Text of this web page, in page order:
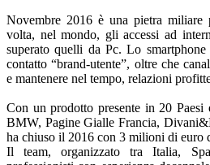
Novembre 2016 è una pietra
volta, nel mondo, gli accessi ad
superato quelli da Pc. Lo
contatto “brand-utente”, oltre che
e mantenere nel tempo, relazioni
Con un prodotto presente in 20
BMW, Pagine Gialle Francia,
ha chiuso il 2016 con 3 milioni di euro
Il team, organizzato tra Italia,